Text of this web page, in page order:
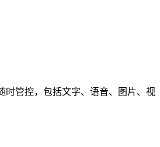
时管控，包括文字、语音、图片、视